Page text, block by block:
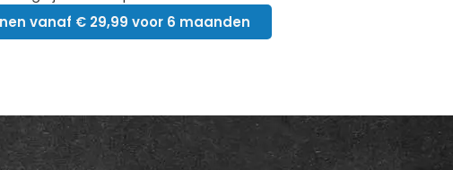
vanaf € 29,99 voor 6 maanden